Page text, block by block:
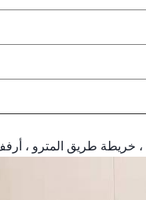
، خريطة طريق المترو ،